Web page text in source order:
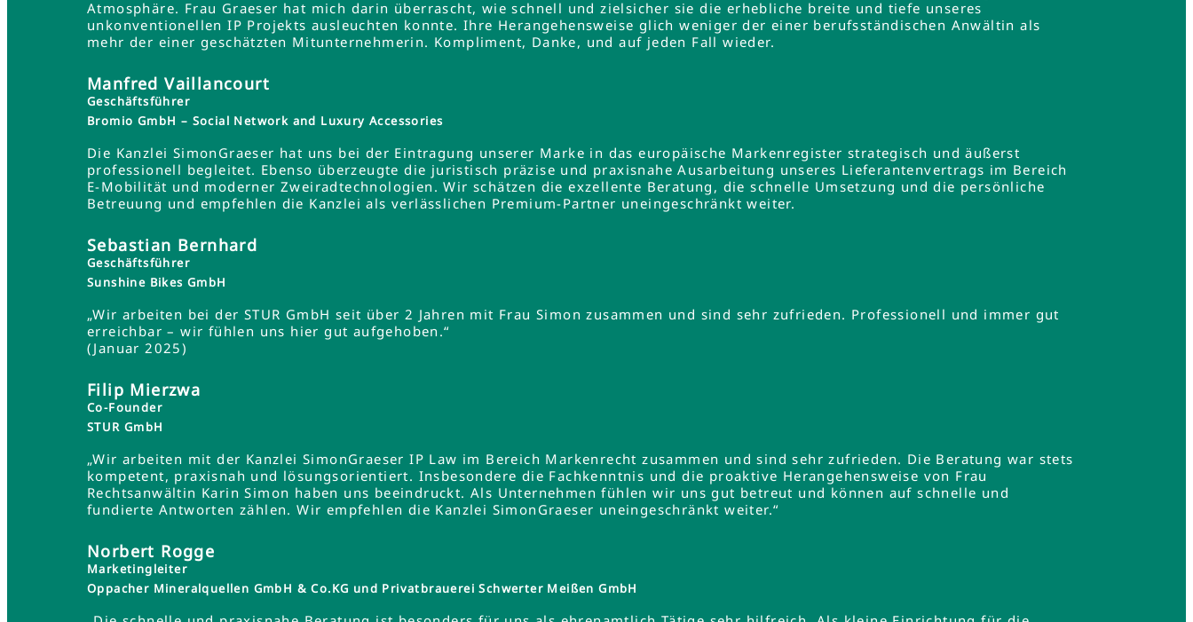
Atmosphäre. Frau Graeser hat mich darin überrascht, wie schnell und zielsicher sie die erhebliche breite und tiefe unseres
unkonventionellen IP Projekts ausleuchten konnte. Ihre Herangehensweise glich weniger der einer berufsständischen Anwältin als
mehr der einer geschätzten Mitunternehmerin. Kompliment, Danke, und auf jeden Fall wieder.
Manfred Vaillancourt
Geschäftsführer
Bromio GmbH – Social Network and Luxury Accessories
Die Kanzlei SimonGraeser hat uns bei der Eintragung unserer Marke in das europäische Markenregister strategisch und äußerst
professionell begleitet. Ebenso überzeugte die juristisch präzise und praxisnahe Ausarbeitung unseres Lieferantenvertrags im Bereich
E-Mobilität und moderner Zweiradtechnologien. Wir schätzen die exzellente Beratung, die schnelle Umsetzung und die persönliche
Betreuung und empfehlen die Kanzlei als verlässlichen Premium-Partner uneingeschränkt weiter.
Sebastian Bernhard
Geschäftsführer
Sunshine Bikes GmbH
„Wir arbeiten bei der STUR GmbH seit über 2 Jahren mit Frau Simon zusammen und sind sehr zufrieden. Professionell und immer gut
erreichbar – wir fühlen uns hier gut aufgehoben.“
(Januar 2025)
Filip Mierzwa
Co-Founder
STUR GmbH
„Wir arbeiten mit der Kanzlei SimonGraeser IP Law im Bereich Markenrecht zusammen und sind sehr zufrieden. Die Beratung war stets
kompetent, praxisnah und lösungsorientiert. Insbesondere die Fachkenntnis und die proaktive Herangehensweise von Frau
Rechtsanwältin Karin Simon haben uns beeindruckt. Als Unternehmen fühlen wir uns gut betreut und können auf schnelle und
fundierte Antworten zählen. Wir empfehlen die Kanzlei SimonGraeser uneingeschränkt weiter.“
Norbert Rogge
Marketingleiter
Oppacher Mineralquellen GmbH & Co.KG und Privatbrauerei Schwerter Meißen GmbH